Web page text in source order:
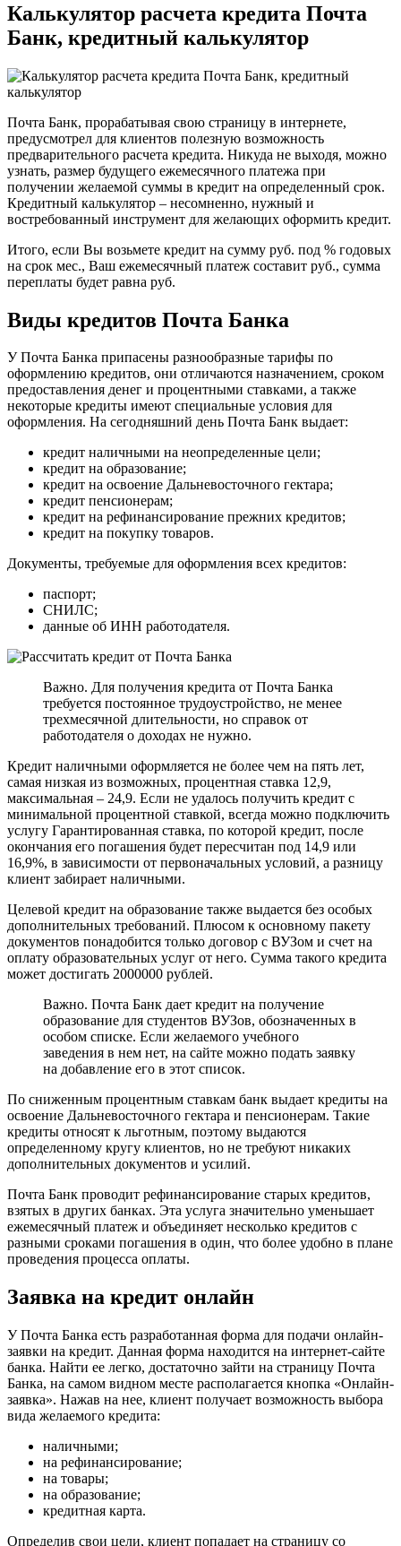
Калькулятор расчета кредита Почта
Банк, кредитный калькулятор
Почта Банк, прорабатывая свою страницу в интернете,
предусмотрел для клиентов полезную возможность
предварительного расчета кредита. Никуда не выходя, можно
узнать, размер будущего ежемесячного платежа при
получении желаемой суммы в кредит на определенный срок.
Кредитный калькулятор – несомненно, нужный и
востребованный инструмент для желающих оформить кредит.
Итого, если Вы возьмете кредит на сумму руб. под % годовых
на срок мес., Ваш ежемесячный платеж составит руб., сумма
переплаты будет равна руб.
Виды кредитов Почта Банка
У Почта Банка припасены разнообразные тарифы по
оформлению кредитов, они отличаются назначением, сроком
предоставления денег и процентными ставками, а также
некоторые кредиты имеют специальные условия для
оформления. На сегодняшний день Почта Банк выдает:
кредит наличными на неопределенные цели;
кредит на образование;
кредит на освоение Дальневосточного гектара;
кредит пенсионерам;
кредит на рефинансирование прежних кредитов;
кредит на покупку товаров.
Документы, требуемые для оформления всех кредитов:
паспорт;
СНИЛС;
данные об ИНН работодателя.
Важно. Для получения кредита от Почта Банка
требуется постоянное трудоустройство, не менее
трехмесячной длительности, но справок от
работодателя о доходах не нужно.
Кредит наличными оформляется не более чем на пять лет,
самая низкая из возможных, процентная ставка 12,9,
максимальная – 24,9. Если не удалось получить кредит с
минимальной процентной ставкой, всегда можно подключить
услугу Гарантированная ставка, по которой кредит, после
окончания его погашения будет пересчитан под 14,9 или
16,9%, в зависимости от первоначальных условий, а разницу
клиент забирает наличными.
Целевой кредит на образование также выдается без особых
дополнительных требований. Плюсом к основному пакету
документов понадобится только договор с ВУЗом и счет на
оплату образовательных услуг от него. Сумма такого кредита
может достигать 2000000 рублей.
Важно. Почта Банк дает кредит на получение
образование для студентов ВУЗов, обозначенных в
особом списке. Если желаемого учебного
заведения в нем нет, на сайте можно подать заявку
на добавление его в этот список.
По сниженным процентным ставкам банк выдает кредиты на
освоение Дальневосточного гектара и пенсионерам. Такие
кредиты относят к льготным, поэтому выдаются
определенному кругу клиентов, но не требуют никаких
дополнительных документов и усилий.
Почта Банк проводит рефинансирование старых кредитов,
взятых в других банках. Эта услуга значительно уменьшает
ежемесячный платеж и объединяет несколько кредитов с
разными сроками погашения в один, что более удобно в плане
проведения процесса оплаты.
Заявка на кредит онлайн
У Почта Банка есть разработанная форма для подачи онлайн-
заявки на кредит. Данная форма находится на интернет-сайте
банка. Найти ее легко, достаточно зайти на страницу Почта
Банка, на самом видном месте располагается кнопка «Онлайн-
заявка». Нажав на нее, клиент получает возможность выбора
вида желаемого кредита:
наличными;
на рефинансирование;
на товары;
на образование;
кредитная карта.
Определив свои цели, клиент попадает на страницу со